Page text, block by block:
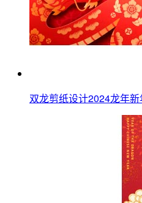
双龙剪纸设计2024龙年